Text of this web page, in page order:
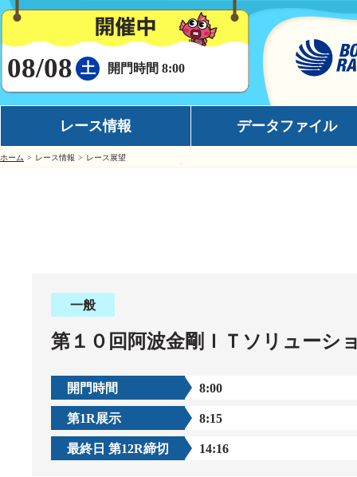
08/08 土 開門時間 8:00
レース情報
出走表・前日予想PDF
得点率ランキング
データファイル
出目データ
過去の優勝戦レース
徳島支部選手一覧
ホーム レース情報 レース展望
一般
第１０回阿波金剛ＩＴソリューシ
開門時間 8:00
第1R展示 8:15
最終日 第12R締切 14:16